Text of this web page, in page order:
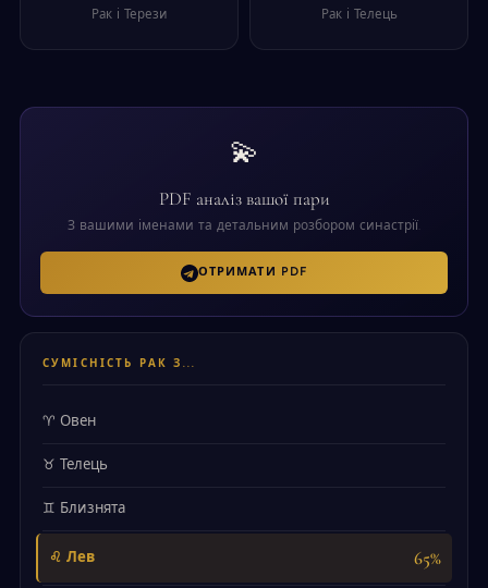
Рак і Терези Рак і Телець
💫
PDF аналіз вашої пари
З вашими іменами та детальним розбором синастрії.
ОТРИМАТИ PDF
СУМІСНІСТЬ РАК З...
♈ Овен
♉ Телець
♊ Близнята
♌ Лев 65%